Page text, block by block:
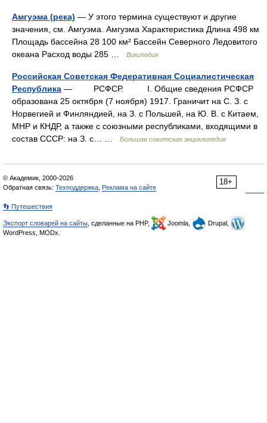
Амгуэма (река) — У этого термина существуют и другие
значения, см. Амгуэма. Амгуэма Характеристика Длина 498 км
Площадь бассейна 28 100 км² Бассейн Северного Ледовитого
океана Расход воды 285 …
Википедия
Российская Советская Федеративная Социалистическая
Республика — РСФСР. I. Общие сведения РСФСР
образована 25 октября (7 ноября) 1917. Граничит на С. З. с
Норвегией и Финляндией, на З. с Польшей, на Ю. В. с Китаем,
МНР и КНДР, а также с союзными республиками, входящими в
состав СССР: на З. с… …
Большая советская энциклопедия
18+
© Академик, 2000-2026
Обратная связь: Техподдержка Реклама на сайте
👣 Путешествия
Экспорт словарей на сайты , сделанные на PHP, Joomla,
Drupal,
WordPress, MODx.